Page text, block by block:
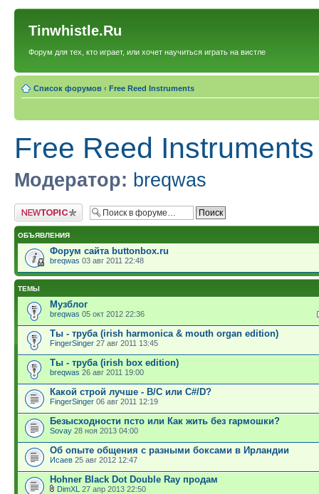
Tinwhistle.Ru
Форум для тех, кто играет, или хочет научиться играть на вистле
Список форумов ‹ Free Reed Instruments
Free Reed Instruments
Модератор: breqwas
Новая тема
ОБЪЯВЛЕНИЯ
Форум сайта buttonbox.ru
breqwas 03 авг 2011 22:48
ТЕМЫ
Музблог
breqwas 05 окт 2012 22:36
Ты - труба (irish harmonica & mouth organ edition)
FingerSinger 27 авг 2011 13:45
Ты - труба (irish box edition)
breqwas 26 авг 2011 19:00
Какой строй лучше - B/C или C#/D?
FingerSinger 06 авг 2011 12:19
Безысходности псто или Как жить без гармошки?
Sovay 28 ноя 2013 04:00
Об опыте общения с разными боксами в Ирландии
Исаев 25 авг 2012 12:47
Hohner Black Dot Double Ray продам
DimXL 27 апр 2013 22:50